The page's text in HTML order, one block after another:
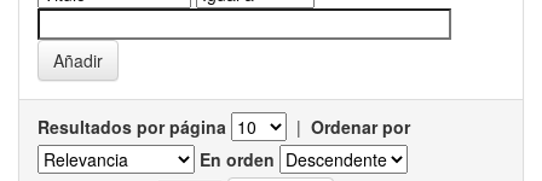
Resultados por página | Ordenar por
En orden